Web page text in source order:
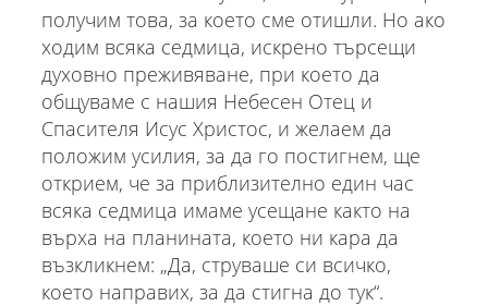
получим това, за което сме отишли. Но ако
ходим всяка седмица, искрено търсещи
духовно преживяване, при което да
общуваме с нашия Небесен Отец и
Спасителя Исус Христос, и желаем да
положим усилия, за да го постигнем, ще
открием, че за приблизително един час
всяка седмица имаме усещане както на
върха на планината, което ни кара да
възкликнем: „Да, струваше си всичко,
което направих, за да стигна до тук“.